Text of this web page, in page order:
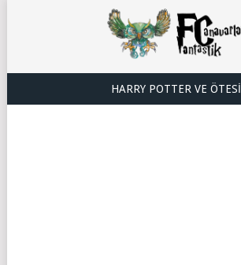
HARRY POTTER VE ÖTESI